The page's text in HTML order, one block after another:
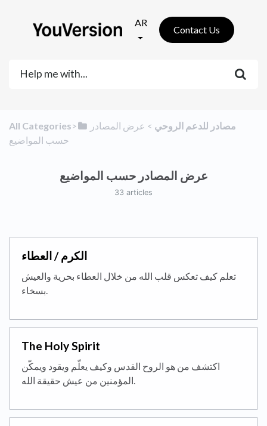
AR
Contact Us
All Categories​>​ ​مصادر للدعم الروحي ​ > ​ ​عرض المصادر
حسب المواضيع
عرض المصادر حسب المواضيع
33 articles
الكرم / العطاء
تعلم كيف تعكس قلب الله من خلال العطاء بحرية والعيش
بسخاء.
The Holy Spirit
اكتشف من هو الروح القدس وكيف يعلّم ويقود ويمكّن
المؤمنين من عيش حقيقة الله.